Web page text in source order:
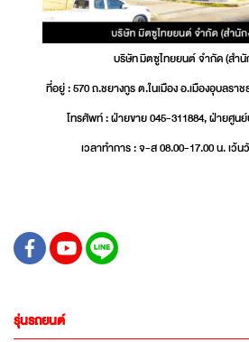
บริษัท มิตซูไทยยนต์ จำกัด (สำ
ที่อยู่ : 570 ถ.ชยางกูร ต.ในเมือง อ.เมืองอุบลรา
โทรศัพท์ : ฝ่ายขาย 045-311884, ฝ่ายศูน
เวลาทำการ : จ-ส 08.00-17.00 น. เว้
รุ่นรถยนต์